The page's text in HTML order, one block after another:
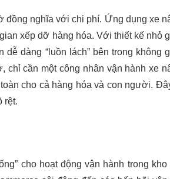
đồng nghĩa với chi phí. Ứng dụng xe
xếp dỡ hàng hóa. Với thiết kế nhỏ
dàng “luồn lách” bên trong không
chỉ cần một công nhân vận hành xe
cho cả hàng hóa và con người.
rệt.
cho hoạt động vận hành trong kho